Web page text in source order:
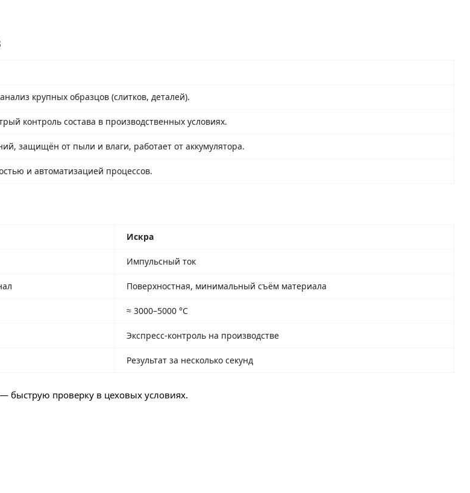
крупных образцов (слитков, деталей).
контроль состава в производственных условиях.
защищён от пыли и влаги, работает от аккумулятора.
и автоматизацией процессов.
Искра
Импульсный ток
Поверхностная, минимальный съём материала
≈ 3000–5000 °C
Экспресс-контроль на производстве
Результат за несколько секунд
быструю проверку в цеховых условиях.